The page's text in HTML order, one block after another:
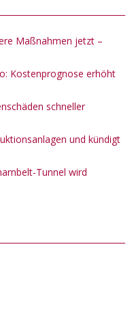
Maßnahmen jetzt –
Kostenprognose erhöht
schneller
und kündigt
Tunnel wird